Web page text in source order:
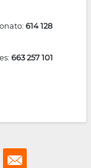
614 128
663 257 101